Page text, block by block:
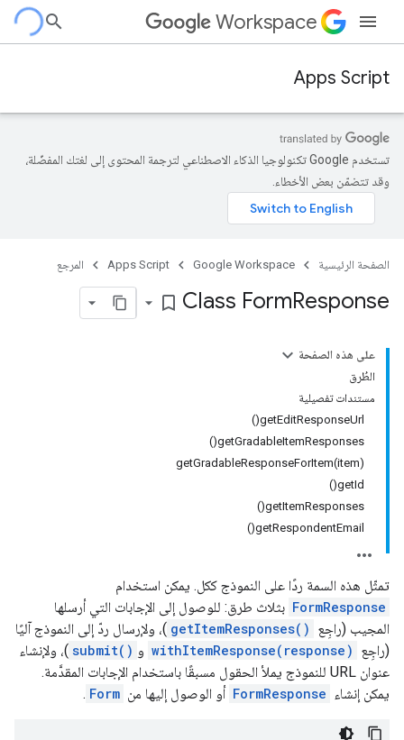
Workspace
Apps Script
تستخدم Google تكنولوجيا الذكاء الاصطناعي لترجمة المحتوى إلى لغتك المفضّلة،
وقد تتضمّن بعض الأخطاء.
الصفحة الرئيسية Google Workspace
Apps Script المرجع
Class FormResponse
bookmark_border
على هذه الصفحة
الطُرق
مستندات تفصيلية
getEditResponseUrl()
getGradableItemResponses()
getGradableResponseForItem(item)
getId()
getItemResponses()
getRespondentEmail()
تمثّل هذه السمة ردًا على النموذج ككل. يمكن استخدام
FormResponse بثلاث طرق: للوصول إلى الإجابات التي أرسلها
المجيب (راجِع getItemResponses() )، ولإرسال ردّ إلى النموذج آليًا
(راجِع withItemResponse(response) و submit() )، ولإنشاء
عنوان URL للنموذج يملأ الحقول مسبقًا باستخدام الإجابات المقدَّمة.
يمكن إنشاء FormResponse أو الوصول إليها من Form
.